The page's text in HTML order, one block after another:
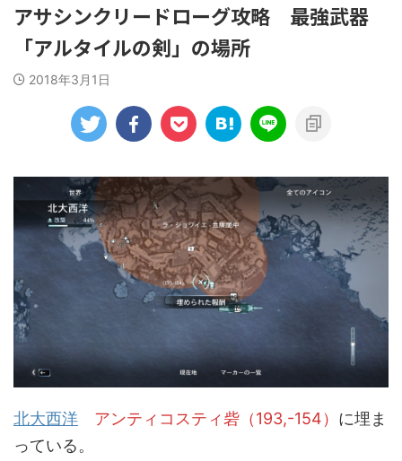
アサシンクリードローグ攻略 最強武器
「アルタイルの剣」の場所
2018年3月1日
北大西洋 アンティコスティ砦（193,-154） に埋ま
っている。